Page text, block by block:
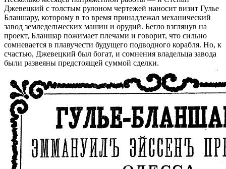
Джевецкий с толстым рулоном чертежей наносит визит Гулье
Бланшару, которому в то время принадлежал механический
завод земледельческих машин и орудий. Бегло взглянув на
проект, Бланшар пожимает плечами и говорит, что сильно
сомневается в плавучести будущего подводного корабля. Но, к
счастью, Джевецкий был богат, и сомнения владельца завода
были развеяны предстоящей суммой сделки.